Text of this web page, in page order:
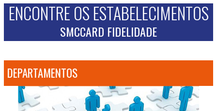
ENCONTRE OS ESTABELECIMENTOS
SMCCARD FIDELIDADE
DEPARTAMENTOS